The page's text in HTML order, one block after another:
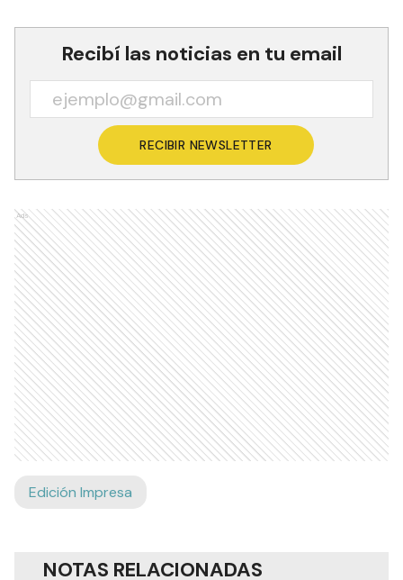
Recibí las noticias en tu email
RECIBIR NEWSLETTER
Ads
Edición Impresa
NOTAS RELACIONADAS